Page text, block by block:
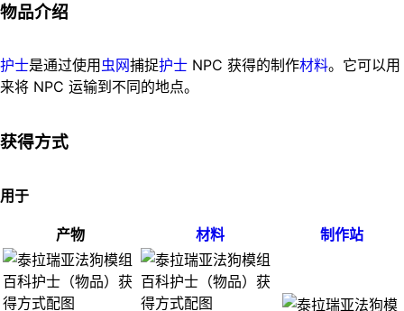
物品介绍
护士是通过使用 虫网捕捉护士 NPC 获得的制作材料。它可以用
来将 NPC 运输到不同的地点。
获得方式
用于
产物 材料 制作站